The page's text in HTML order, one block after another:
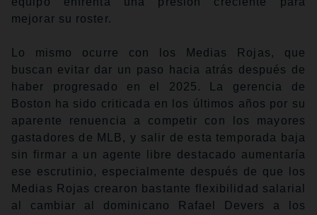
mejorar su roster.
Lo mismo ocurre con los Medias Rojas, que
buscan evitar dar un paso hacia atrás después de
haber progresado en el 2025. La gerencia de
Boston ha sido criticada en los últimos años por su
aparente renuencia a competir con los mayores
gastadores de MLB, y salir de esta temporada baja
sin firmar a un agente libre destacado aumentaría
ese escrutinio, especialmente después de que los
Medias Rojas crearon bastante flexibilidad salarial
al cambiar al dominicano Rafael Devers a los